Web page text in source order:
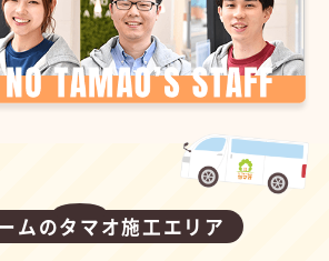
ムのタマオ施工エリア